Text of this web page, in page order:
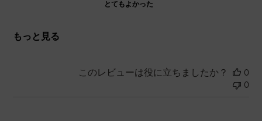
とてもよかった
もっと見る
このレビューは役に立ちましたか？
0
0